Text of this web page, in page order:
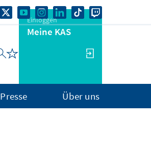
Einloggen
Meine KAS
Presse Über uns